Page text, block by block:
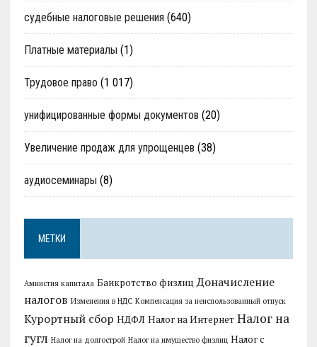
судебные налоговые решения (640)
Платные материалы (1)
Трудовое право (1 017)
унифицированные формы документов (20)
Увеличение продаж для упрощенцев (38)
аудиосеминары (8)
МЕТКИ
Амнистия капитала Банкротство физлиц Доначисление
налогов Изменения в НДС Компенсация за неиспользованный отпуск
Курортный сбор НДФЛ Налог на Интернет Налог на
гугл Налог на долгострой Налог на имущество физлиц Налог с